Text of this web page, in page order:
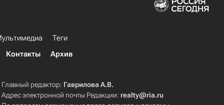
Теги
Контакты
Архив
Главный редактор: Гаврилова А.В.
Адрес электронной почты Редакции: realty@ria.ru